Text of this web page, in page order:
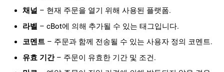
채널 – 현재 주문을 열기 위해 사용된 플랫폼.
라벨 – cBot에 의해 추가될 수 있는 태그입니다.
코멘트– 주문과 함께 전송될 수 있는 사용자 정의 코멘트.
유효 기간– 주문이 유효한 기간 및 조건.